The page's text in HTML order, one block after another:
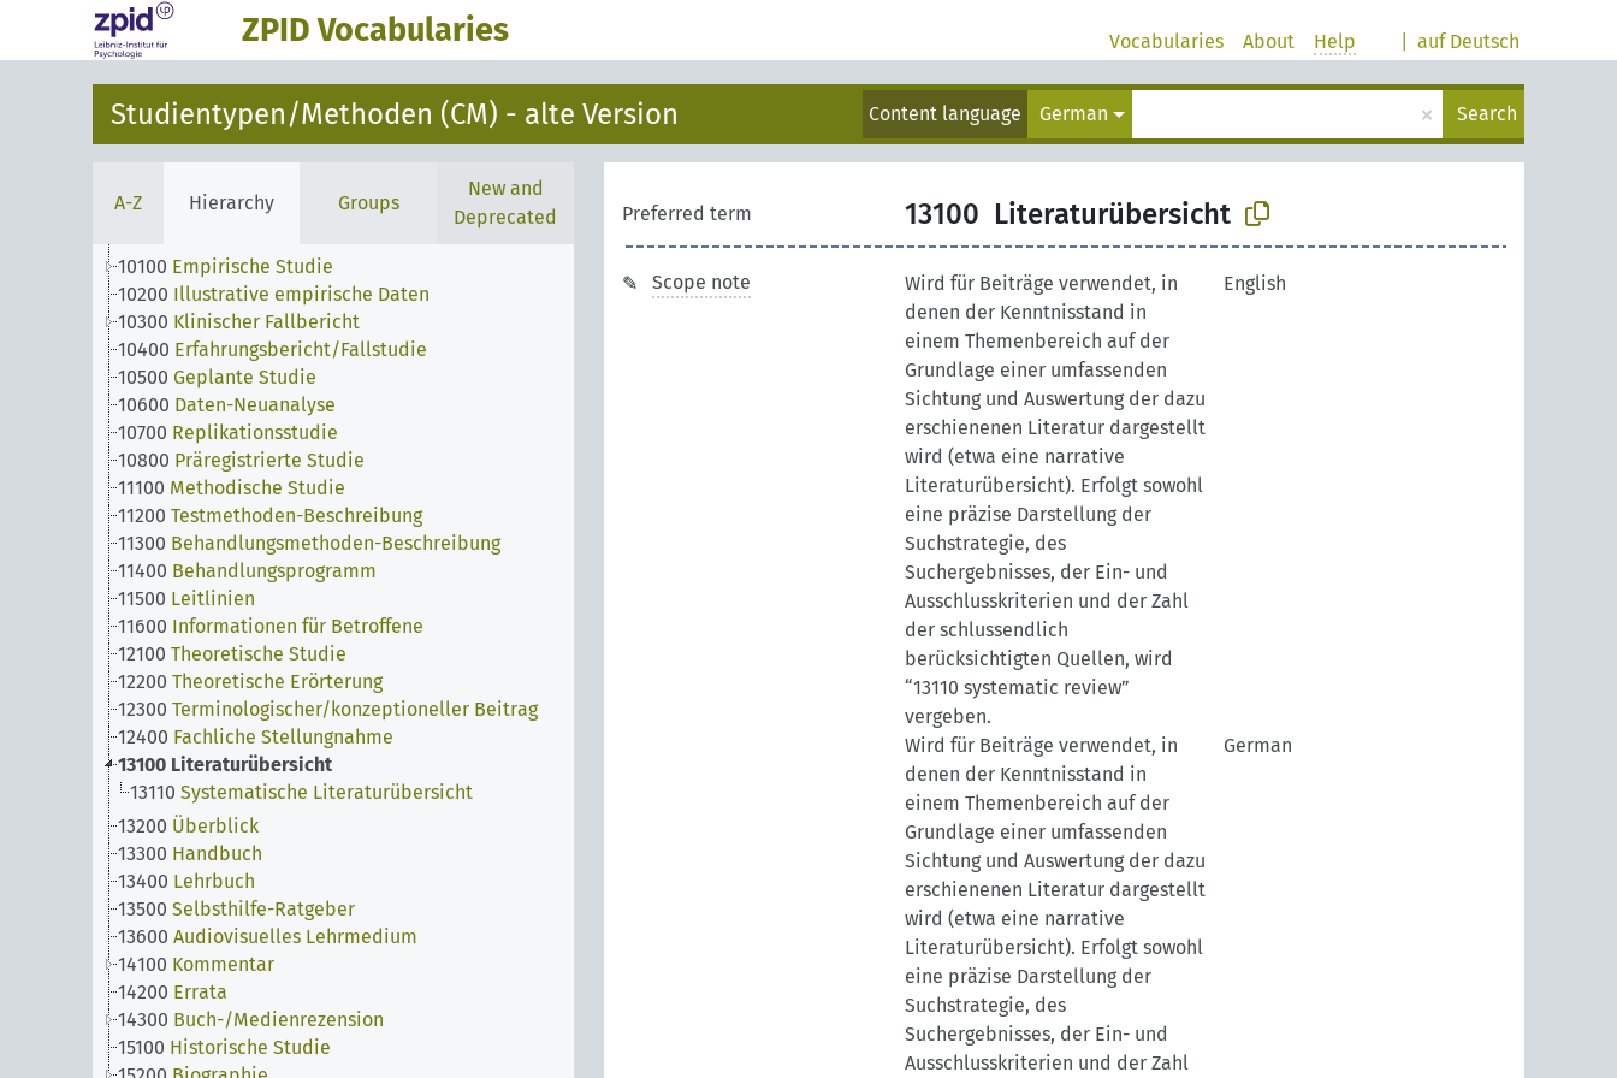
ZPID Vocabularies auf Deutsch
Vocabularies About Help
Studientypen/Methoden (CM) - alte Version Content language German × Search
A-Z Hierarchy Groups
New and
Deprecated
10100 Empirische Studie
10200 Illustrative empirische Daten
10300 Klinischer Fallbericht
10400 Erfahrungsbericht/Fallstudie
10500 Geplante Studie
10600 Daten-Neuanalyse
10700 Replikationsstudie
10800 Präregistrierte Studie
11100 Methodische Studie
11200 Testmethoden-Beschreibung
11300 Behandlungsmethoden-Beschreibung
11400 Behandlungsprogramm
11500 Leitlinien
11600 Informationen für Betroffene
12100 Theoretische Studie
12200 Theoretische Erörterung
12300 Terminologischer/konzeptioneller Beitrag
12400 Fachliche Stellungnahme
13100 Literaturübersicht
13110 Systematische Literaturübersicht
13200 Überblick
13300 Handbuch
13400 Lehrbuch
13500 Selbsthilfe-Ratgeber
13600 Audiovisuelles Lehrmedium
14100 Kommentar
14200 Errata
14300 Buch-/Medienrezension
15100 Historische Studie
Preferred term 13100 Literaturübersicht
Scope note
Wird für Beiträge verwendet, in
denen der Kenntnisstand in
einem Themenbereich auf der
Grundlage einer umfassenden
Sichtung und Auswertung der dazu
erschienenen Literatur dargestellt
wird (etwa eine narrative
Literaturübersicht). Erfolgt sowohl
eine präzise Darstellung der
Suchstrategie, des
Suchergebnisses, der Ein- und
Ausschlusskriterien und der Zahl
der schlussendlich
berücksichtigten Quellen, wird
“13110 systematic review”
vergeben.
English
Wird für Beiträge verwendet, in
denen der Kenntnisstand in
einem Themenbereich auf der
Grundlage einer umfassenden
Sichtung und Auswertung der dazu
erschienenen Literatur dargestellt
wird (etwa eine narrative
Literaturübersicht). Erfolgt sowohl
eine präzise Darstellung der
Suchstrategie, des
Suchergebnisses, der Ein- und
Ausschlusskriterien und der Zahl
German